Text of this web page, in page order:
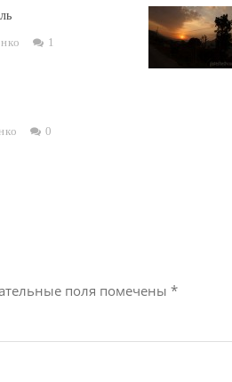
1
0
поля помечены *